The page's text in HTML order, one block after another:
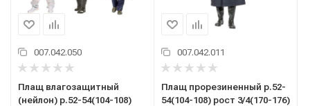
007.042.050
Плащ влагозащитный
(нейлон) р.52-54(104-108)
007.042.011
Плащ прорезиненный р.52-
54(104-108) рост 3/4(170-176)